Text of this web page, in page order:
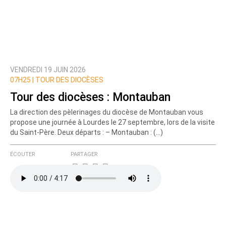
VENDREDI 19 JUIN 2026
07H25 |
TOUR DES DIOCÈSES
Tour des diocèses : Montauban
La direction des pèlerinages du diocèse de Montauban vous
propose une journée à Lourdes le 27 septembre, lors de la visite
du Saint-Père. Deux départs : – Montauban : (…)
ÉCOUTER PARTAGER